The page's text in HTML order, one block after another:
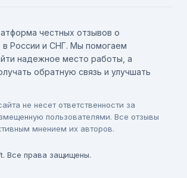
честных отзывов о
в России и СНГ. Мы помогаем
надежное место работы, а
обратную связь и улучшать
не несет ответственности за
пользователями. Все отзывы
мнением их авторов.
Все права защищены.